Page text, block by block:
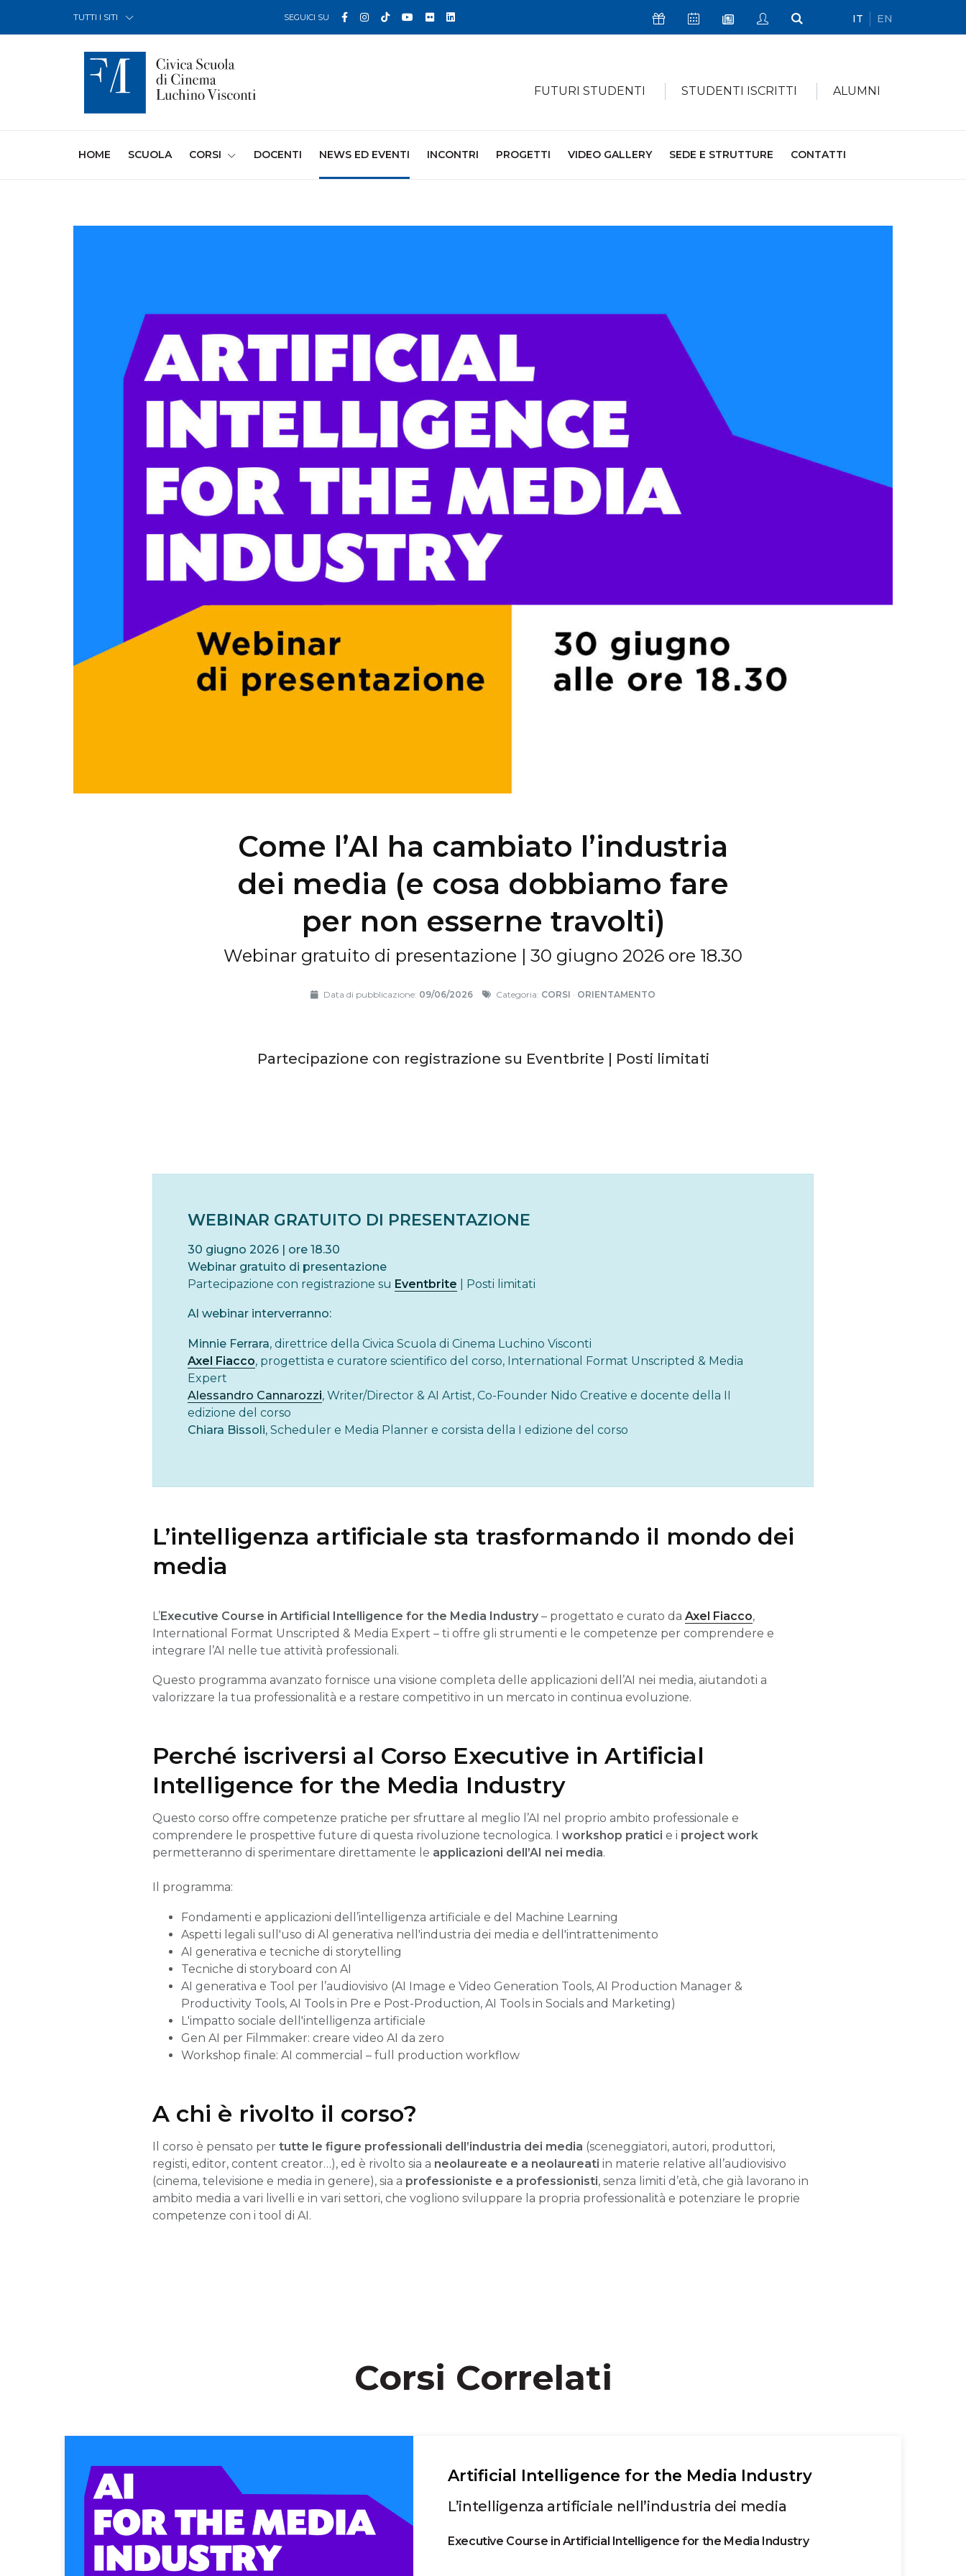
TUTTI I SITI SEGUICI SU Facebook
Instagram
TikTokYouTube
FlickrLinkedin Icona SostieniciIcona Calendario Eventi
Icona Newsletter
Icona My Civica
Icona Cerca
IT EN
FUTURI STUDENTI STUDENTI ISCRITTI ALUMNI
HOME (CURRENT)
SCUOLA CORSI DOCENTI NEWS ED EVENTI INCONTRI PROGETTI VIDEO GALLERY SEDE E STRUTTURE CONTATTI
Come l’AI ha cambiato l’industria
dei media (e cosa dobbiamo fare
per non esserne travolti)
Webinar gratuito di presentazione | 30 giugno 2026 ore 18.30
Data di pubblicazione: 09/06/2026 Categoria: CORSI · ORIENTAMENTO
Partecipazione con registrazione su Eventbrite | Posti limitati
WEBINAR GRATUITO DI PRESENTAZIONE
30 giugno 2026 | ore 18.30
Webinar gratuito di presentazione
Partecipazione con registrazione su Eventbrite | Posti limitati
Al webinar interverranno:
Minnie Ferrara, direttrice della Civica Scuola di Cinema Luchino Visconti
Axel Fiacco, progettista e curatore scientifico del corso, International Format Unscripted & Media
Expert
Alessandro Cannarozzi, Writer/Director & AI Artist, Co-Founder Nido Creative e docente della II
edizione del corso
Chiara Bissoli, Scheduler e Media Planner e corsista della I edizione del corso
L’intelligenza artificiale sta trasformando il mondo dei
media
L’Executive Course in Artificial Intelligence for the Media Industry – progettato e curato da Axel Fiacco,
International Format Unscripted & Media Expert – ti offre gli strumenti e le competenze per comprendere e
integrare l’AI nelle tue attività professionali.
Questo programma avanzato fornisce una visione completa delle applicazioni dell’AI nei media, aiutandoti a
valorizzare la tua professionalità e a restare competitivo in un mercato in continua evoluzione.
Perché iscriversi al Corso Executive in Artificial
Intelligence for the Media Industry
Questo corso offre competenze pratiche per sfruttare al meglio l’AI nel proprio ambito professionale e
comprendere le prospettive future di questa rivoluzione tecnologica. I workshop pratici e i project work
permetteranno di sperimentare direttamente le applicazioni dell’AI nei media.
Il programma:
Fondamenti e applicazioni dell’intelligenza artificiale e del Machine Learning
Aspetti legali sull'uso di Al generativa nell'industria dei media e dell'intrattenimento
AI generativa e tecniche di storytelling
Tecniche di storyboard con AI
AI generativa e Tool per l’audiovisivo (AI Image e Video Generation Tools, AI Production Manager &
Productivity Tools, AI Tools in Pre e Post-Production, AI Tools in Socials and Marketing)
L'impatto sociale dell'intelligenza artificiale
Gen AI per Filmmaker: creare video AI da zero
Workshop finale: AI commercial – full production workflow
A chi è rivolto il corso?
Il corso è pensato per tutte le figure professionali dell’industria dei media (sceneggiatori, autori, produttori,
registi, editor, content creator…), ed è rivolto sia a neolaureate e a neolaureati in materie relative all’audiovisivo
(cinema, televisione e media in genere), sia a professioniste e a professionisti, senza limiti d’età, che già lavorano in
ambito media a vari livelli e in vari settori, che vogliono sviluppare la propria professionalità e potenziare le proprie
competenze con i tool di AI.
Corsi Correlati
Artificial Intelligence for the Media Industry
L’intelligenza artificiale nell’industria dei media
Executive Course in Artificial Intelligence for the Media Industry